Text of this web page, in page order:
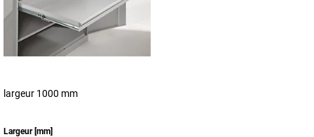
largeur 1000 mm
Largeur[mm]